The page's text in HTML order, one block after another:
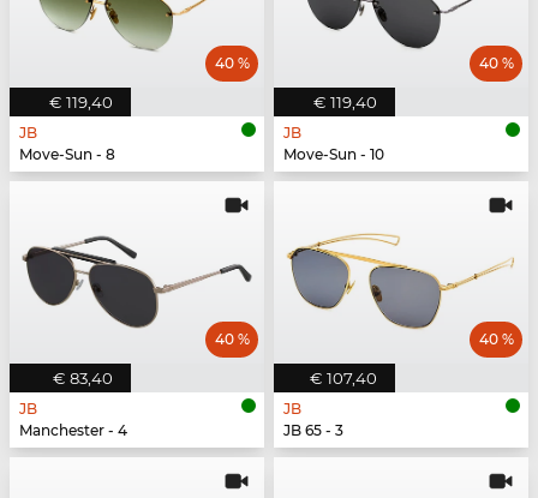
€ 119,40
40 %
JB
Move-Sun - 8
€ 119,40
40 %
JB
Move-Sun - 10
€ 83,40
40 %
JB
Manchester - 4
€ 107,40
40 %
JB
JB 65 - 3